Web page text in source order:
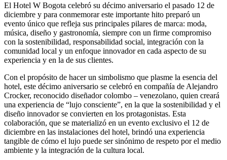
El Hotel W Bogota celebró su décimo aniversario el pasado 12 de
diciembre y para conmemorar este importante hito preparó un
evento único que refleja sus principales pilares de marca: moda,
música, diseño y gastronomía, siempre con un firme compromiso
con la sostenibilidad, responsabilidad social, integración con la
comunidad local y un enfoque innovador en cada aspecto de su
experiencia y en la de sus clientes.
Con el propósito de hacer un simbolismo que plasme la esencia del
hotel, este décimo aniversario se celebró en compañía de Alejandro
Crocker, reconocido diseñador colombo – venezolano, quien creará
una experiencia de “lujo consciente”, en la que la sostenibilidad y el
diseño innovador se convierten en los protagonistas. Esta
colaboración, que se materializó en un evento exclusivo el 12 de
diciembre en las instalaciones del hotel, brindó una experiencia
tangible de cómo el lujo puede ser sinónimo de respeto por el medio
ambiente y la integración de la cultura local.